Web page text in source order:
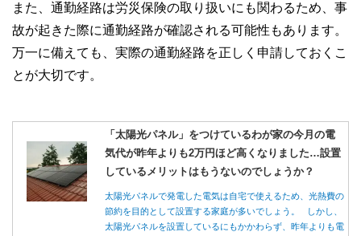
また、通勤経路は労災保険の取り扱いにも関わるため、事
故が起きた際に通勤経路が確認される可能性もあります。
万一に備えても、実際の通勤経路を正しく申請しておくこ
とが大切です。
「太陽光パネル」をつけているわが家の今月の電
気代が昨年よりも2万円ほど高くなりました…設置
しているメリットはもうないのでしょうか？
太陽光パネルで発電した電気は自宅で使えるため、光熱費の
節約を目的として設置する家庭が多いでしょう。 しかし、
太陽光パネルを設置しているにもかかわらず、昨年よりも電